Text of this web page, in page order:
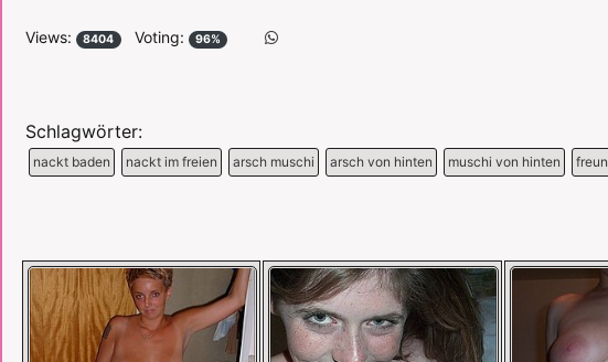
Views: 8404 Voting: 96%
Schlagwörter:
nackt baden nackt im freien arsch muschi arsch von hinten muschi von hinten